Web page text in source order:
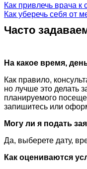
Как привлечь врача к
Как уберечь себя от
Часто
На какое время,
Как правило,
но лучше это делать
планируемого
запишитесь или
Могу ли я подать
Да, выберете дату,
Как оцениваются